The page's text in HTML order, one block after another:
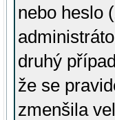
nebo heslo
druhý
že se
zmenšila